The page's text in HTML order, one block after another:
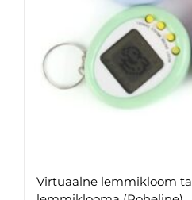
Virtuaalne lemmikloom